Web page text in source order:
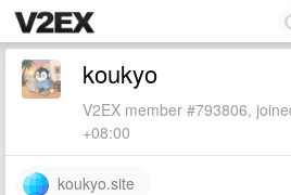
koukyo
V2EX member #793806,
+08:00
koukyo.site